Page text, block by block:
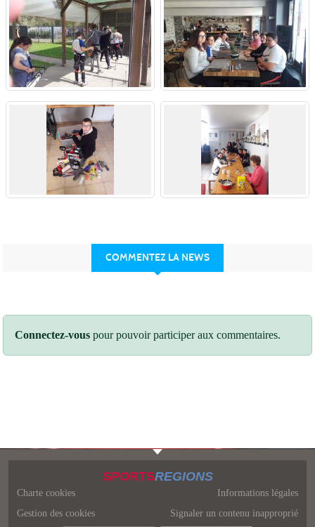
COMMENTEZ LA NEWS
Connectez-vous pour pouvoir participer aux commentaires.
SPORTSREGIONS
Charte cookies
Gestion des cookies
Informations légales
Signaler un contenu inapproprié